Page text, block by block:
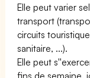
Elle peut varier
transport
circuits
sanitaire, ...).
Elle peut
fins de semaine,